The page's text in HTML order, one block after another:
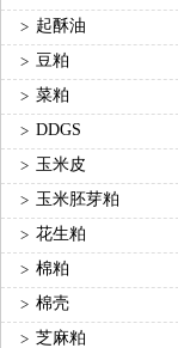
> 起酥油
> 豆粕
> 菜粕
> DDGS
> 玉米皮
> 玉米胚芽粕
> 花生粕
> 棉粕
> 棉壳
> 芝麻粕